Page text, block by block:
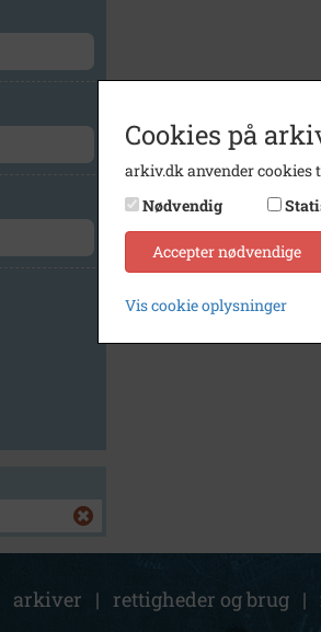
arkiver | rettigheder og brug |
Cookies på
arkiv.dk anvender cookies
Nødvendig
Accepter nødvendige
Vis cookie oplysninger